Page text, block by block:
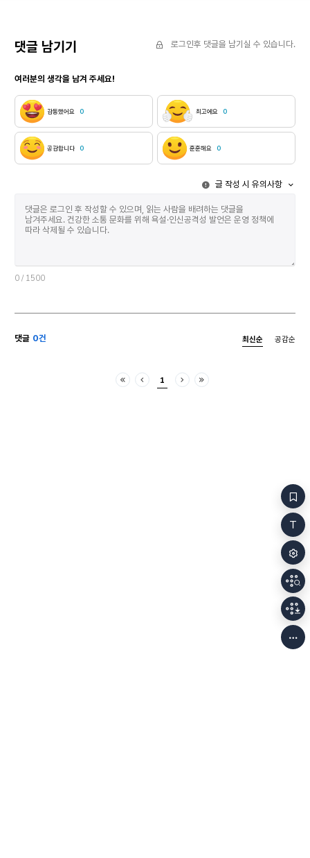
댓글 남기기 로그인후 댓글을 남기실 수 있습니다.
여러분의 생각을 남겨 주세요!
감동했어요 0 최고에요 0
공감합니다 0 훈훈해요 0
글 작성 시 유의사항
0 / 1500
댓글 0건 최신순 공감순
처음 이전 1 다음마지막